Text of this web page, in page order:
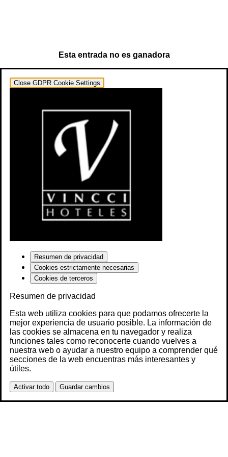
Esta entrada no es ganadora
Close GDPR Cookie Settings
Resumen de privacidad
Cookies estrictamente necesarias
Cookies de terceros
Resumen de privacidad
Esta web utiliza cookies para que podamos ofrecerte la
mejor experiencia de usuario posible. La información de
las cookies se almacena en tu navegador y realiza
funciones tales como reconocerte cuando vuelves a
nuestra web o ayudar a nuestro equipo a comprender qué
secciones de la web encuentras más interesantes y
útiles.
Activar todo Guardar cambios